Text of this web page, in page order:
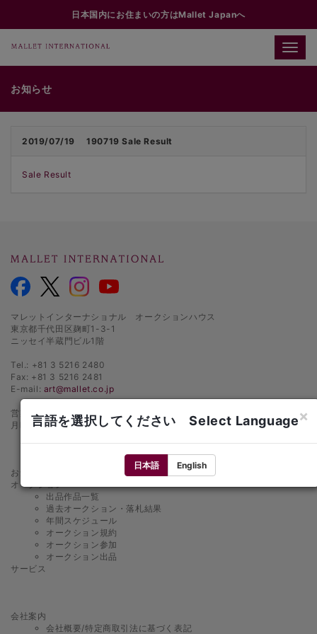
日本国内にお住まいの方はMallet Japanへ
Toggle
お知らせ
2019/07/19 190719 Sale Result
Sale Result
マレットインターナショナル オークションハウス
東京都千代田区麹町1-3-1
ニッセイ半蔵門ビル1階
Tel.: +81 3 5216 2480
Fax: +81 3 5216 2481
E-mail: art@mallet.co.jp
営業時間
月曜日〜金曜日 10：00〜18：00
お知らせ
オークション
出品作品一覧
過去オークション・落札結果
年間スケジュール
オークション規約
オークション参加
オークション出品
サービス
会社案内
会社概要/特定商取引法に基づく表記
言語を選択してください Select Language×
日本語 English